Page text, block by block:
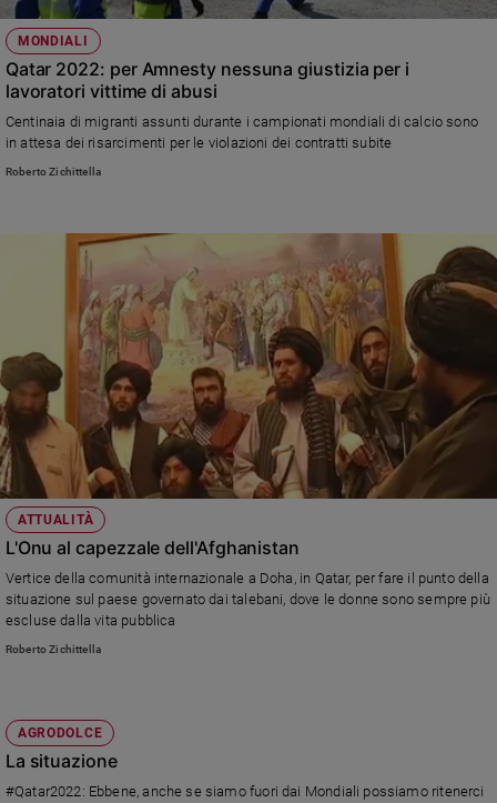
figli
Nonni
Coppia
Scuola
e
giovani
Adolescenza
Vai
Riflessioni
Foto
Video
Podcast
Privacy
Policy
Contatti
MONDIALI
Qatar 2022: per Amnesty nessuna giustizia per i
lavoratori vittime di abusi
Centinaia di migranti assunti durante i campionati mondiali di calcio sono
in attesa dei risarcimenti per le violazioni dei contratti subite
Roberto Zichittella
ATTUALITÀ
L'Onu al capezzale dell'Afghanistan
Vertice della comunità internazionale a Doha, in Qatar, per fare il punto della
situazione sul paese governato dai talebani, dove le donne sono sempre più
escluse dalla vita pubblica
Roberto Zichittella
AGRODOLCE
La situazione
#Qatar2022: Ebbene, anche se siamo fuori dai Mondiali possiamo ritenerci